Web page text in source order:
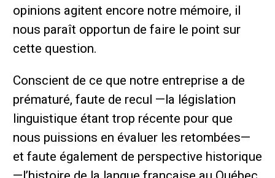
opinions agitent encore notre mémoire, il
nous paraît opportun de faire le point sur
cette question.
Conscient de ce que notre entreprise a de
prématuré, faute de recul —la législation
linguistique étant trop récente pour que
nous puissions en évaluer les retombées—
et faute également de perspective historique